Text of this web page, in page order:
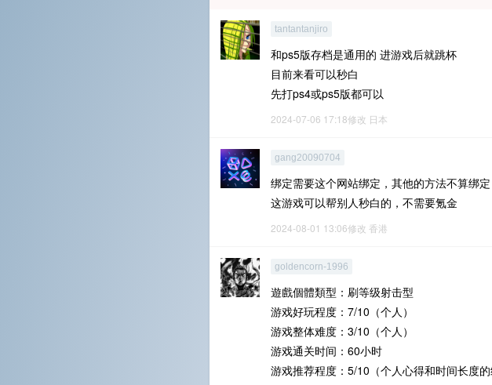
tantantanjiro
和ps5版存档是通用的 进游戏后就跳杯
目前来看可以秒白
先打ps4或ps5版都可以
2024-07-06 17:18修改 日本
gang20090704
绑定需要这个网站绑定，其他的方法不算绑
这游戏可以帮别人秒白的，不需要氪金
2024-08-01 13:06修改 香港
goldencorn-1996
遊戲個體類型：刷等级射击型
游戏好玩程度：7/10（个人）
游戏整体难度：3/10（个人）
游戏通关时间：60小时
游戏推荐程度：5/10（个人心得和时间长度的